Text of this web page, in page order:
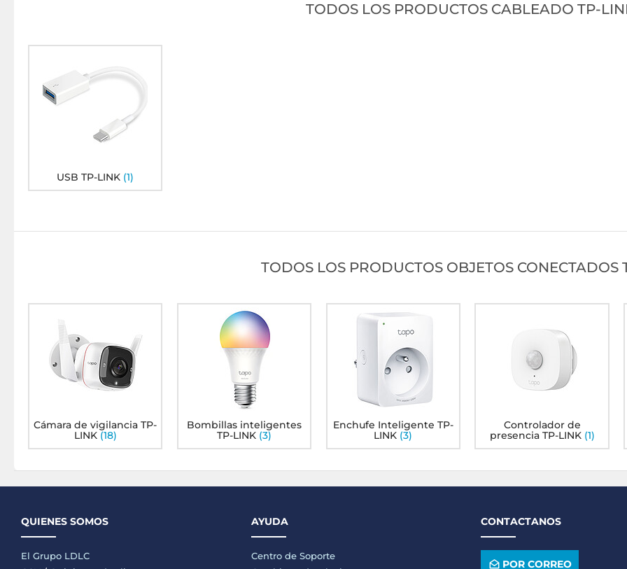
TODOS LOS PRODUCTOS CABLEADO TP-
USB TP-LINK (1)
TODOS LOS PRODUCTOS OBJETOS CONECTADOS
Cámara de vigilancia TP-
LINK (18)
Bombillas inteligentes
TP-LINK (3)
Enchufe Inteligente TP-
LINK (3)
Controlador de
presencia TP-LINK (1)
QUIENES SOMOS
El Grupo LDLC
AYUDA
Centro de Soporte
CONTACTANOS
POR CORREO